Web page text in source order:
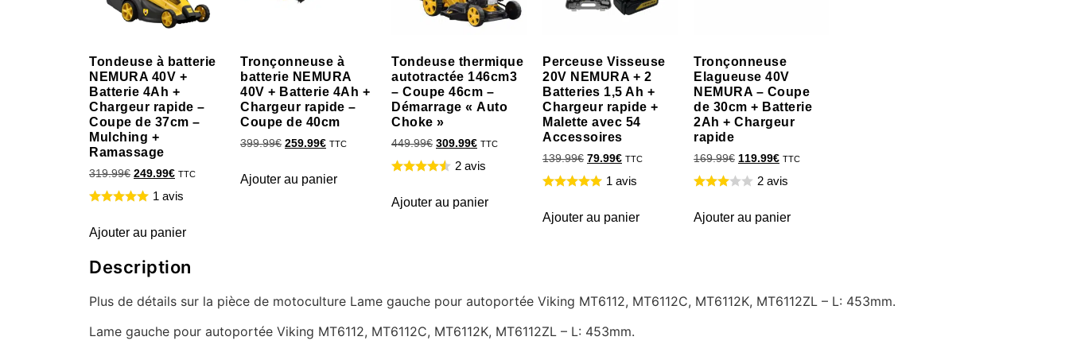
Tondeuse à batterie
NEMURA 40V +
Batterie 4Ah +
Chargeur rapide –
Coupe de 37cm –
Mulching +
Ramassage
319.99€ 249.99€ TTC
1 avis
Ajouter au panier
Tronçonneuse à
batterie NEMURA
40V + Batterie 4Ah +
Chargeur rapide –
Coupe de 40cm
399.99€ 259.99€ TTC
Ajouter au panier
Tondeuse thermique
autotractée 146cm3
– Coupe 46cm –
Démarrage « Auto
Choke »
449.99€ 309.99€ TTC
2 avis
Ajouter au panier
Perceuse Visseuse
20V NEMURA + 2
Batteries 1,5 Ah +
Chargeur rapide +
Malette avec 54
Accessoires
139.99€ 79.99€ TTC
1 avis
Ajouter au panier
Tronçonneuse
Elagueuse 40V
NEMURA – Coupe
de 30cm + Batterie
2Ah + Chargeur
rapide
169.99€ 119.99€ TTC
2 avis
Ajouter au panier
Description
Plus de détails sur la pièce de motoculture Lame gauche pour autoportée Viking MT6112, MT6112C, MT6112K, MT6112ZL – L: 453mm.
Lame gauche pour autoportée Viking MT6112, MT6112C, MT6112K, MT6112ZL – L: 453mm.